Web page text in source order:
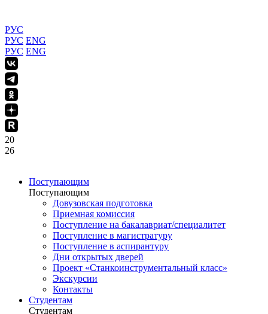
РУС
РУС ENG
РУС ENG
20
26
Поступающим
Поступающим
Довузовская подготовка
Приемная комиссия
Поступление на бакалавриат/специалитет
Поступление в магистратуру
Поступление в аспирантуру
Дни открытых дверей
Проект «Станкоинструментальный класс»
Экскурсии
Контакты
Студентам
Студентам